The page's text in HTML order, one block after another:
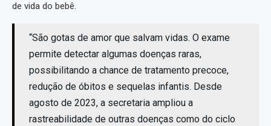
de vida do bebê.
“São gotas de amor que salvam vidas. O exame
permite detectar algumas doenças raras,
possibilitando a chance de tratamento precoce,
redução de óbitos e sequelas infantis. Desde
agosto de 2023, a secretaria ampliou a
rastreabilidade de outras doenças como do ciclo